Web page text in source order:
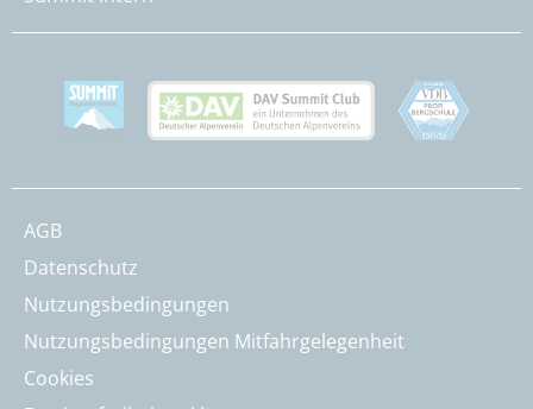
AGB
Datenschutz
Nutzungsbedingungen
Nutzungsbedingungen Mitfahrgelegenheit
Cookies